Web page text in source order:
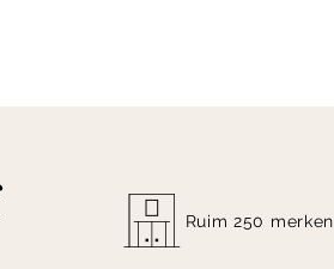
Ruim 250 merken